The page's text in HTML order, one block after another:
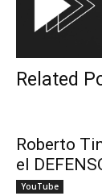
Related
Roberto
el
YouTube